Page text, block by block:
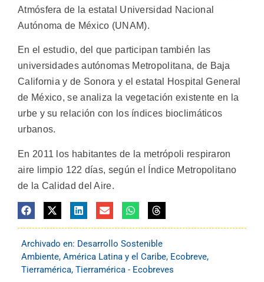
Atmósfera de la estatal Universidad Nacional
Autónoma de México (UNAM).
En el estudio, del que participan también las
universidades autónomas Metropolitana, de Baja
California y de Sonora y el estatal Hospital General
de México, se analiza la vegetación existente en la
urbe y su relación con los índices bioclimáticos
urbanos.
En 2011 los habitantes de la metrópoli respiraron
aire limpio 122 días, según el Índice Metropolitano
de la Calidad del Aire.
Archivado en: Desarrollo Sostenible
Ambiente, América Latina y el Caribe, Ecobreve,
Tierramérica, Tierramérica - Ecobreves